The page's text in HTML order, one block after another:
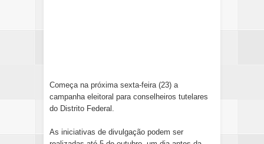
Começa na próxima sexta-feira (23) a
campanha eleitoral para conselheiros tutelares
do Distrito Federal.
As iniciativas de divulgação podem ser